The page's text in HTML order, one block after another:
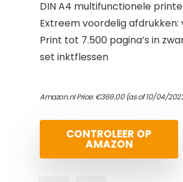
DIN A4 multifunctionele
Extreem voordelig
Print tot 7.500 pagina’s in
set inktflessen
Amazon.nl Price:€369.00(as of 10/04/
CONTROLEER OP
AMAZON